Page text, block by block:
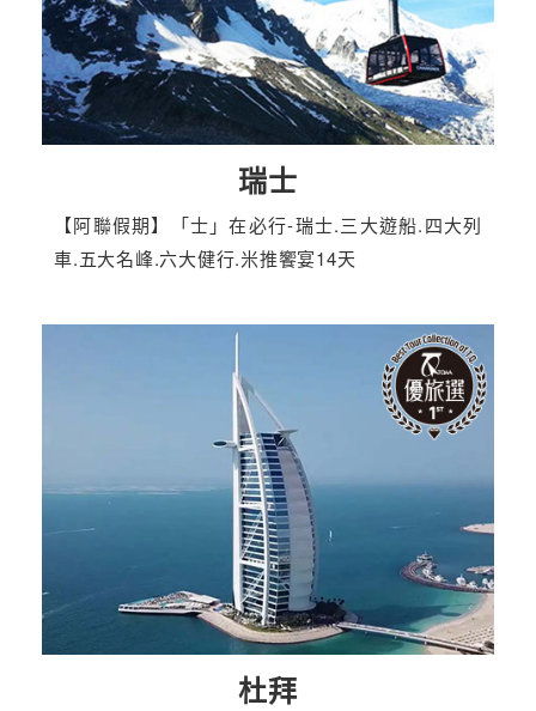
瑞士
【阿聯假期】「士」在必行-瑞士.三大遊船.四大列
車.五大名峰.六大健行.米推饗宴14天
杜拜